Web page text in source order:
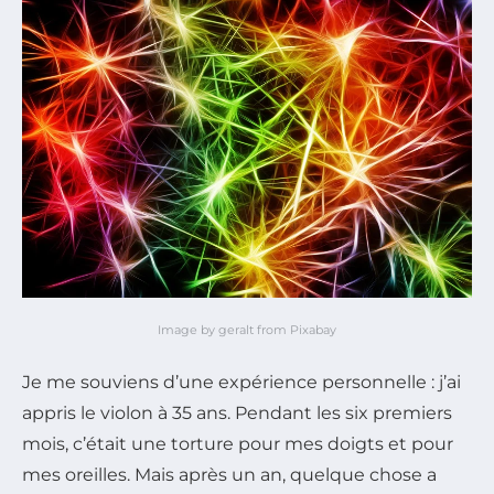
Image by geralt from Pixabay
Je me souviens d’une expérience personnelle : j’ai
appris le violon à 35 ans. Pendant les six premiers
mois, c’était une torture pour mes doigts et pour
mes oreilles. Mais après un an, quelque chose a